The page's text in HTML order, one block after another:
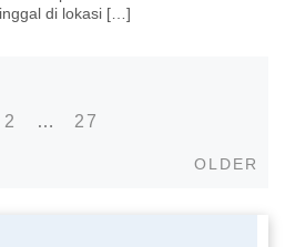
di lokasi […]
2 … 27
OLDER